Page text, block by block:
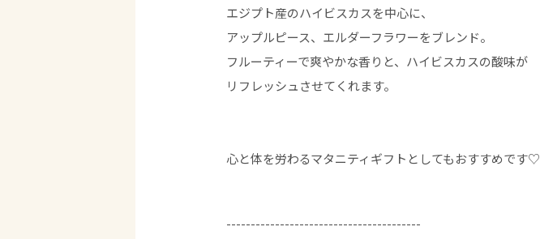
エジプト産のハイビスカスを中心に、
アップルピース、エルダーフラワーをブレンド。
フルーティーで爽やかな香りと、ハイビスカスの酸味が
リフレッシュさせてくれます。
心と体を労わるマタニティギフトとしてもおすすめです♡
----------------------------------------